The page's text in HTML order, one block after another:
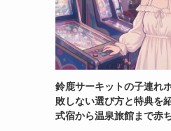
鈴鹿サーキットの子連れ
敗しない選び方と特典を
式宿から温泉旅館まで赤